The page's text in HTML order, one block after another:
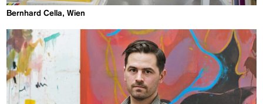
Bernhard Cella, Wien